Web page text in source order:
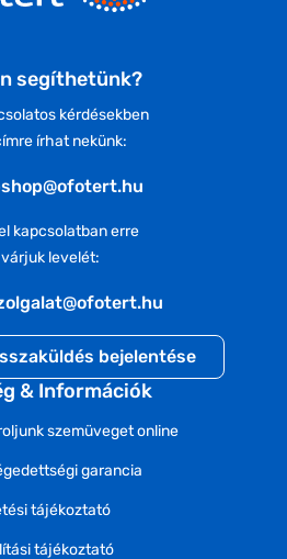
segíthetünk?
kérdésekben
írhat nekünk:
kapcsolatban erre
levelét:
bejelentése
& Információk
szemüveget online
garancia
tájékoztató
tájékoztató